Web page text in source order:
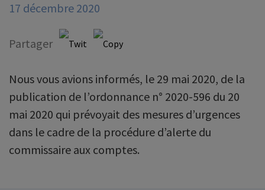
17 décembre 2020
Partager
Nous vous avions informés, le 29 mai 2020, de la
publication de l’ordonnance n° 2020-596 du 20
mai 2020 qui prévoyait des mesures d’urgences
dans le cadre de la procédure d’alerte du
commissaire aux comptes.